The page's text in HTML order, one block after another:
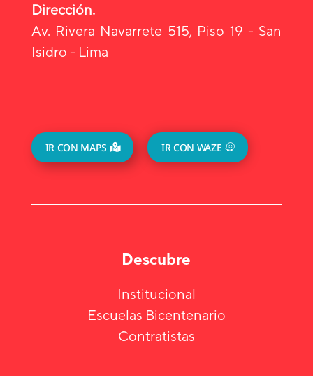
Dirección.
Av. Rivera Navarrete 515, Piso 19 - San
Isidro - Lima
IR CON MAPS IR CON WAZE
Descubre
Institucional
Escuelas Bicentenario
Contratistas